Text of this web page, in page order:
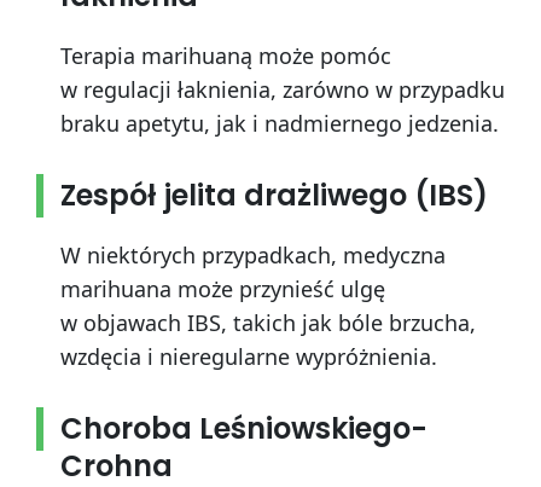
Terapia marihuaną może pomóc
w regulacji łaknienia, zarówno w przypadku
braku apetytu, jak i nadmiernego jedzenia.
Zespół jelita drażliwego (IBS)
W niektórych przypadkach, medyczna
marihuana może przynieść ulgę
w objawach IBS, takich jak bóle brzucha,
wzdęcia i nieregularne wypróżnienia.
Choroba Leśniowskiego-
Crohna